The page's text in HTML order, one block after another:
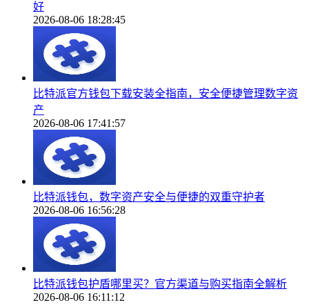
好
2026-08-06 18:28:45
比特派官方钱包下载安装全指南，安全便捷管理数字资
产
2026-08-06 17:41:57
比特派钱包，数字资产安全与便捷的双重守护者
2026-08-06 16:56:28
比特派钱包护盾哪里买？官方渠道与购买指南全解析
2026-08-06 16:11:12